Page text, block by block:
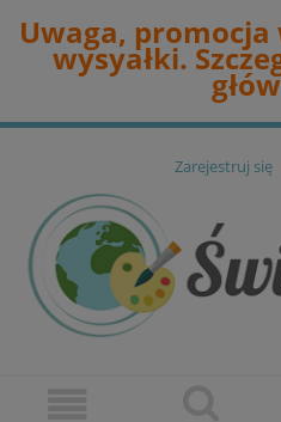
Uwaga,
wysyałki.
Zarejestruj się